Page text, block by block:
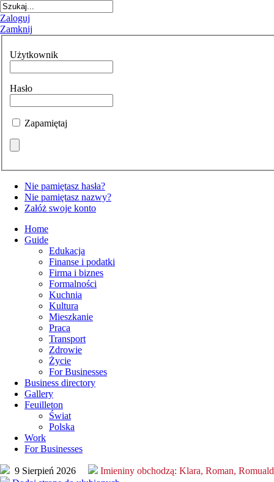
Zaloguj
Zamknij
Użytkownik
Hasło
Zapamiętaj
Nie pamiętasz hasła?
Nie pamiętasz nazwy?
Załóż swoje konto
Home
Guide
Edukacja
Finanse i podatki
Firma i biznes
Formalności
Kuchnia
Kultura
Mieszkanie
Praca
Transport
Zdrowie
Życie
For Businesses
Business directory
Gallery
Feuilleton
Świat
Polska
Work
For Businesses
9 Sierpień 2026 Imieniny obchodzą: Klara, Roman, Romuald